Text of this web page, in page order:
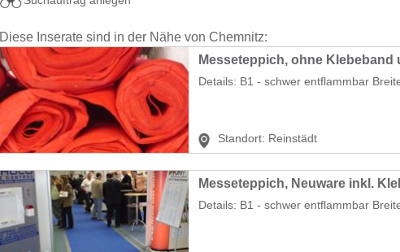
Diese Inserate sind in der Nähe von Chemnitz:
Messeteppich, ohne Klebeband
Details: B1 - schwer entflammbar
Standort: Reinstädt
Messeteppich, Neuware inkl.
Details: B1 - schwer entflammbar